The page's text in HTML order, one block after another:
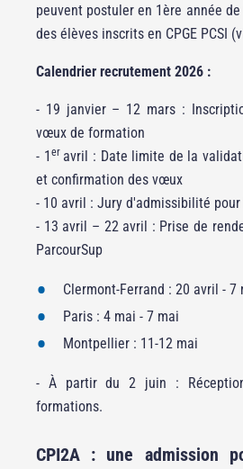
peuvent postuler en 1ère année de
des élèves inscrits en CPGE PCSI
Calendrier recrutement 2026 :
- 19 janvier – 12 mars :
vœux de formation
- 1 er avril : Date limite de la
et confirmation des vœux
- 10 avril : Jury d'admissibilité
- 13 avril – 22 avril : Prise de
ParcourSup
Clermont-Ferrand : 20 avril - 7
Paris : 4 mai - 7 mai
Montpellier : 11-12 mai
- À partir du 2 juin :
formations.
CPI2A : une admission